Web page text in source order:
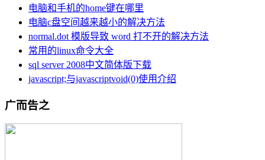
电脑和手机的home键在哪里
电脑c盘空间越来越小的解决方法
normal.dot 模版导致 word 打不开的解决方法
常用的linux命令大全
sql server 2008中文简体版下载
javascript;与javascriptvoid(0)使用介绍
广而告之